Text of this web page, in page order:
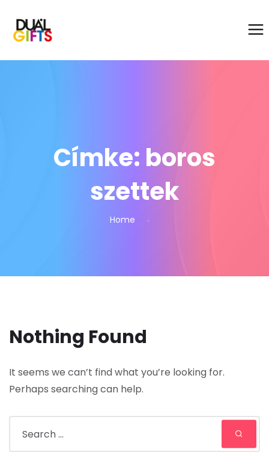
Címke: boros
szettek
Home
Nothing Found
It seems we can’t find what you’re looking for.
Perhaps searching can help.